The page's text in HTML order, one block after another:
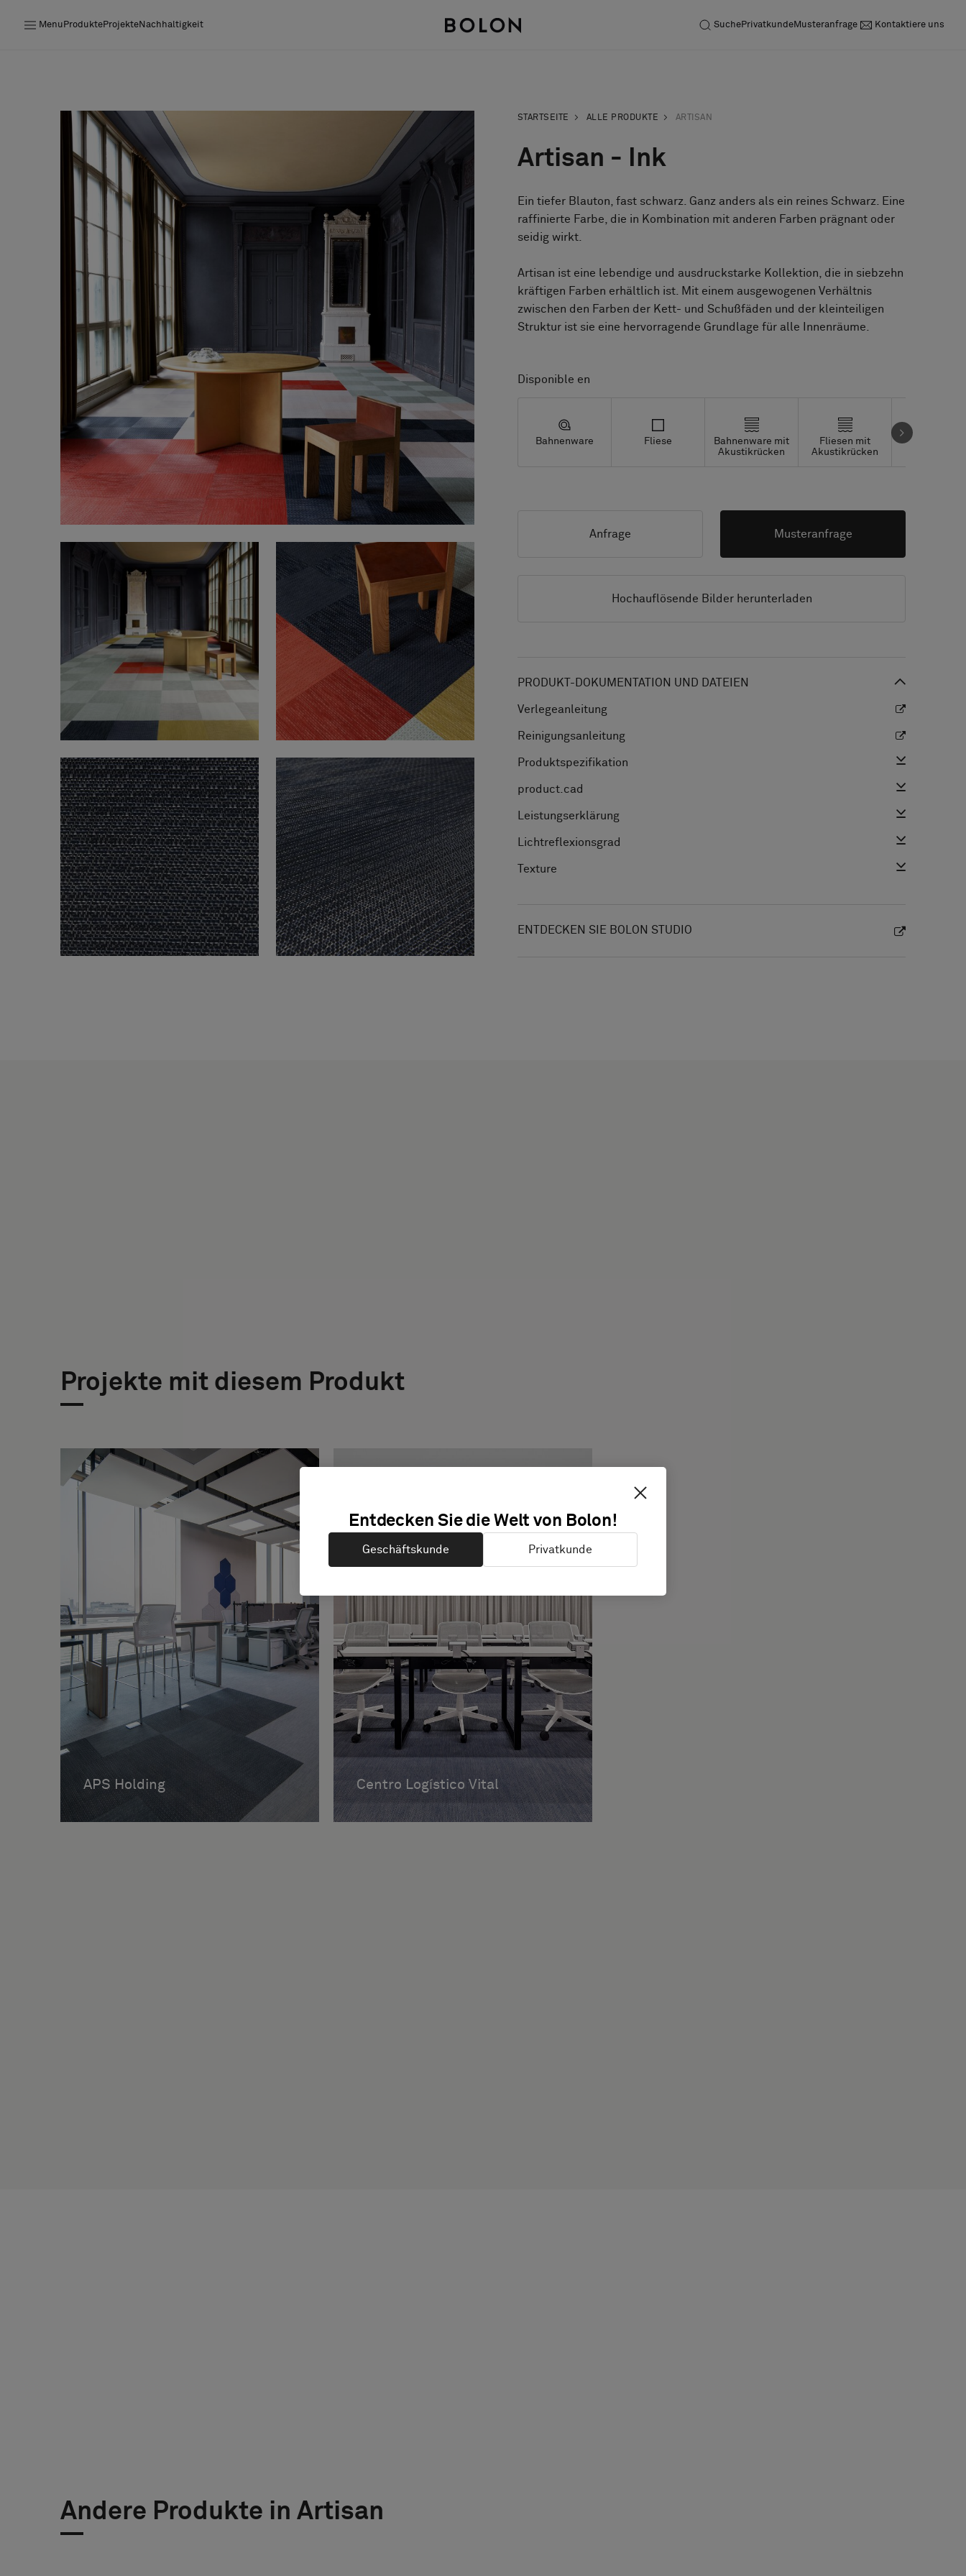
Menu ProdukteProjekteNachhaltigkeit SuchePrivatkundeMusteranfrage Kontaktiere uns
Nachhaltigkeit
Installation
Instandhaltung
Bolon at Habitare 2025 –
Endless Creativity
Designerkollaborationen
Kontakt
Pattern Tile Tool
Image & Material Bank
STARTSEITE ALLE PRODUKTE ARTISAN
Artisan - Ink
Ein tiefer Blauton, fast schwarz. Ganz anders als ein reines Schwarz. Eine
raffinierte Farbe, die in Kombination mit anderen Farben prägnant oder
seidig wirkt.
Artisan ist eine lebendige und ausdruckstarke Kollektion, die in siebzehn
kräftigen Farben erhältlich ist. Mit einem ausgewogenen Verhältnis
zwischen den Farben der Kett- und Schußfäden und der kleinteiligen
Struktur ist sie eine hervorragende Grundlage für alle Innenräume.
Disponible en
Bahnenware Fliese
Bahnenware mit
Akustikrücken
Fliesen mit
Akustikrücken
Studio Tiles
Anfrage Musteranfrage
Hochauflösende Bilder herunterladen
PRODUKT-DOKUMENTATION UND DATEIEN
Verlegeanleitung
Reinigungsanleitung
Produktspezifikation
product.cad
Leistungserklärung
Lichtreflexionsgrad
Texture
ENTDECKEN SIE BOLON STUDIO
Projekte mit diesem Produkt
APS Holding Centro Logístico Vital
Andere Produkte in Artisan
Entdecken Sie die Welt von Bolon!
Geschäftskunde Privatkunde